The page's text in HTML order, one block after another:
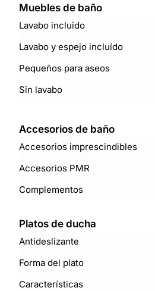
Muebles de baño
Lavabo incluido
Lavabo y espejo incluído
Pequeños para aseos
Sin lavabo
Accesorios de baño
Accesorios imprescindibles
Accesorios PMR
Complementos
Platos de ducha
Antideslizante
Forma del plato
Características